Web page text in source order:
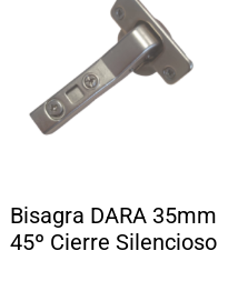
Bisagra DARA 35mm
45º Cierre Silencioso